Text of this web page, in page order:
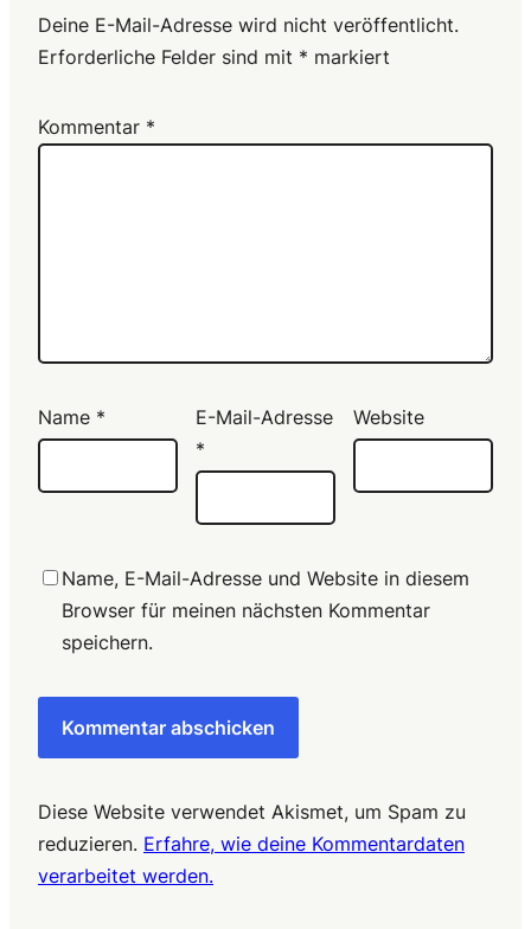
Deine E-Mail-Adresse wird nicht veröffentlicht.
Erforderliche Felder sind mit * markiert
Kommentar *
Name *
E-Mail-Adresse
*
Website
Name, E-Mail-Adresse und Website in diesem
Browser für meinen nächsten Kommentar
speichern.
Diese Website verwendet Akismet, um Spam zu
reduzieren. Erfahre, wie deine Kommentardaten
verarbeitet werden.